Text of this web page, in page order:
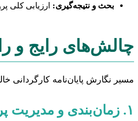
بحث و نتیجه‌گیری: ارزیابی کلی
چالش‌های رایج و
مسیر نگارش پایان‌نامه
۱. زمان‌بندی و مدیریت پروژه